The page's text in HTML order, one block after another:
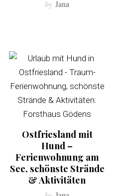
by Jana
Ostfriesland mit
Hund –
Ferienwohnung am
See, schönste Strände
& Aktivitäten